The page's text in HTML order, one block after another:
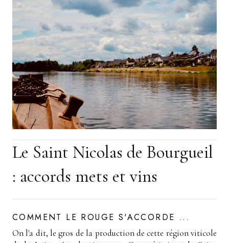
Le Saint Nicolas de Bourgueil
: accords mets et vins
COMMENT LE ROUGE S'ACCORDE ...
On l'a dit, le gros de la production de cette région viticole